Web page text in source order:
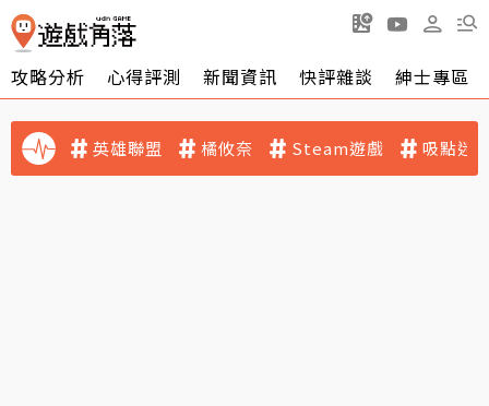
攻略分析 心得評測 新聞資訊 快評雜談 紳士專區
英雄聯盟 橘攸奈 Steam遊戲 吸點迷